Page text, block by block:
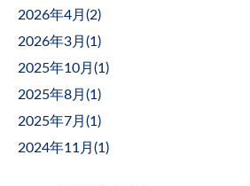
2026年4月(2)
2026年3月(1 )
2025年10月(1 )
2025年8月(1 )
2025年7月(1 )
2024年11月(1 )